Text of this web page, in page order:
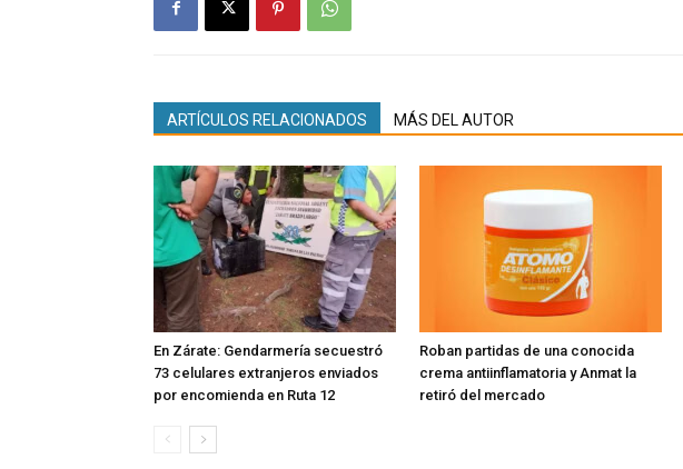
ARTÍCULOS RELACIONADOS MÁS DEL AUTOR
En Zárate: Gendarmería secuestró
73 celulares extranjeros enviados
por encomienda en Ruta 12
Roban partidas de una conocida
crema antiinflamatoria y Anmat la
retiró del mercado